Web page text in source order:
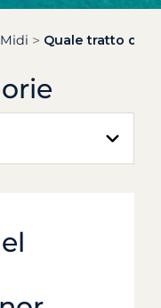
Quale tratto del